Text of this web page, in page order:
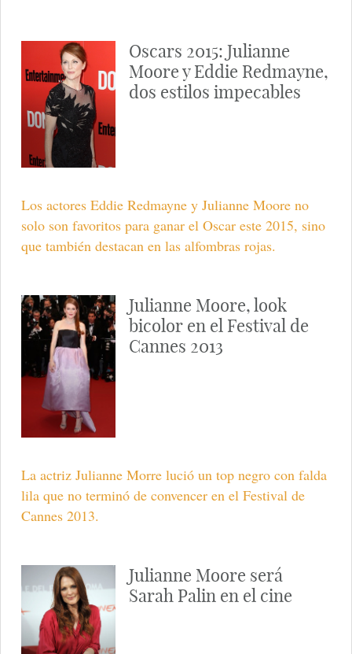
Oscars 2015: Julianne
Moore y Eddie Redmayne,
dos estilos impecables
Los actores Eddie Redmayne y Julianne Moore no
solo son favoritos para ganar el Oscar este 2015, sino
que también destacan en las alfombras rojas.
Julianne Moore, look
bicolor en el Festival de
Cannes 2013
La actriz Julianne Morre lució un top negro con falda
lila que no terminó de convencer en el Festival de
Cannes 2013.
Julianne Moore será
Sarah Palin en el cine